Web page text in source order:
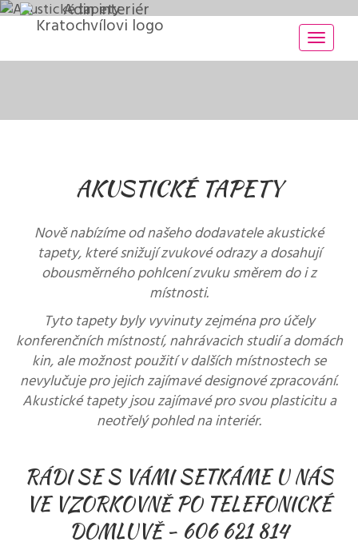
Toggle
AKUSTICKÉ TAPETY
Nově nabízíme od našeho dodavatele akustické
tapety, které snižují zvukové odrazy a dosahují
obousměrného pohlcenízvuku směrem do i z
místnosti.
Tyto tapety byly vyvinuty zejména pro účely
konferenčních místností, nahrávacich studií a domách
kin, ale možnost použití v dalších místnostech se
nevylučuje pro jejich zajímavé designové zpracování.
Akustické tapety jsou zajímavé pro svou plasticitu a
neotřelý pohled na interiér.
RÁDI SE S VÁMI SETKÁME U NÁS
VE VZORKOVNĚ PO TELEFONICKÉ
DOMLUVĚ - 606 621 814